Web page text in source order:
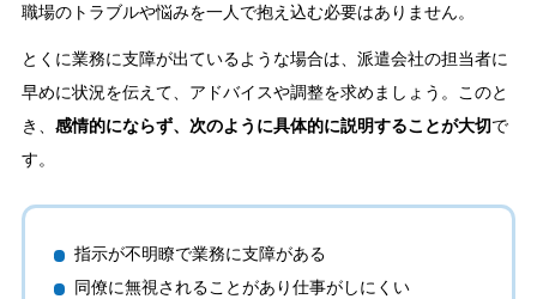
職場のトラブルや悩みを一人で抱え込む必要はありません。
とくに業務に支障が出ているような場合は、派遣会社の担当者に
早めに状況を伝えて、アドバイスや調整を求めましょう。このと
き、 感情的にならず、次のように具体的に説明することが大切で
す。
指示が不明瞭で業務に支障がある
同僚に無視されることがあり仕事がしにくい